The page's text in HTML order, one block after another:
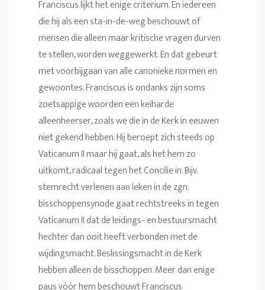
Franciscus lijkt het enige criterium. En iedereen
die hij als een sta-in-de-weg beschouwt of
mensen die alleen maar kritische vragen durven
te stellen, worden weggewerkt. En dat gebeurt
met voorbijgaan van alle canonieke normen en
gewoontes. Franciscus is ondanks zijn soms
zoetsappige woorden een keiharde
alleenheerser, zoals we die in de Kerk in eeuwen
niet gekend hebben. Hij beroept zich steeds op
Vaticanum II maar hij gaat, als het hem zo
uitkomt, radicaal tegen het Concilie in. Bijv.
stemrecht verlenen aan leken in de zgn.
bisschoppensynode gaat rechtstreeks in tegen
Vaticanum II dat de leidings- en bestuursmacht
hechter dan ooit heeft verbonden met de
wijdingsmacht. Beslissingsmacht in de Kerk
hebben alleen de bisschoppen. Meer dan enige
paus vóór hem beschouwt Franciscus